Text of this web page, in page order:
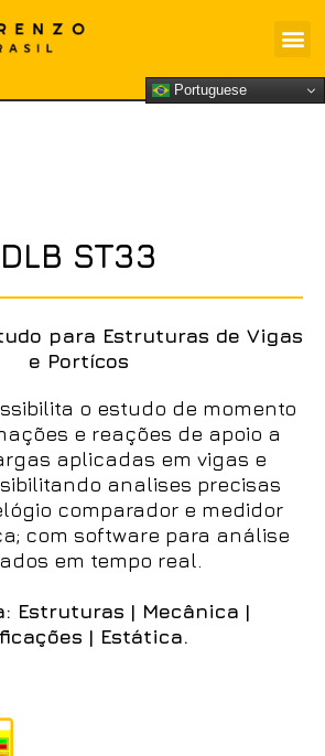
Portuguese
DLB ST33
para Estruturas de Vigas
e Portícos
o estudo de momento
e reações de apoio a
aplicadas em vigas e
analises precisas
comparador e medidor
com software para análise
em tempo real.
Estruturas | Mecânica |
| Estática.